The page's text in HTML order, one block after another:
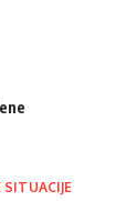
SITUACIJE